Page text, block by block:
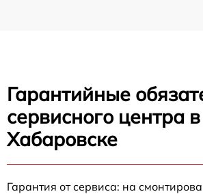
Гарантийные
сервисного центра в
Хабаровске
Гарантия от сервиса: на